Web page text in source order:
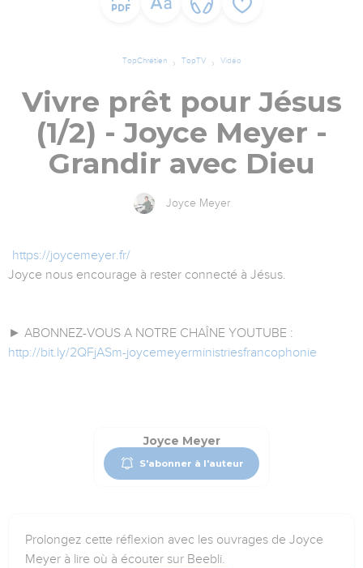
TopChrétien TopTV Vidéo
Vivre prêt pour Jésus
(1/2) - Joyce Meyer -
Grandir avec Dieu
Joyce Meyer
https://joycemeyer.fr/
Joyce nous encourage à rester connecté à Jésus.
► ABONNEZ-VOUS A NOTRE CHAÎNE YOUTUBE :
http://bit.ly/2QFjASm-joycemeyerministriesfrancophonie
Joyce Meyer
S'abonner à l'auteur
Prolongez cette réflexion avec les ouvrages de Joyce
Meyer à lire où à écouter sur Beebli.